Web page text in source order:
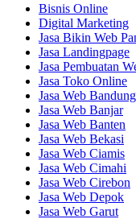
Bisnis Online
Digital Marketing
Jasa Bikin Web
Jasa Landingpage
Jasa Pembuatan
Jasa Toko Online
Jasa Web Bandung
Jasa Web Banjar
Jasa Web Banten
Jasa Web Bekasi
Jasa Web Ciamis
Jasa Web Cimahi
Jasa Web Cirebon
Jasa Web Depok
Jasa Web Garut